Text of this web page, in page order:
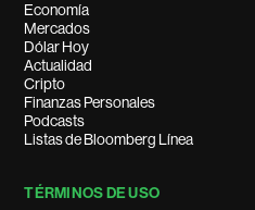
Economía
Mercados
Dólar Hoy
Actualidad
Cripto
Finanzas Personales
Podcasts
Listas de Bloomberg Línea
TÉRMINOS DE USO